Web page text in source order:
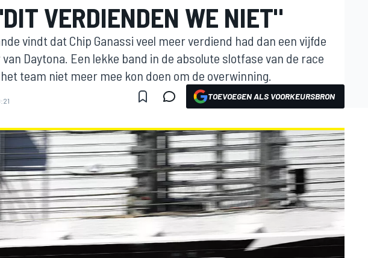
VERDIENDEN WE NIET"
vindt dat Chip Ganassi veel meer verdiend had dan een vijfde
Daytona. Een lekke band in de absolute slotfase van de race
team niet meer mee kon doen om de overwinning.
TOEVOEGEN ALS VOORKEURSBRON